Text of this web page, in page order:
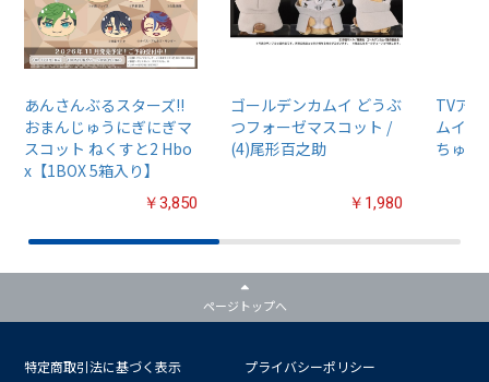
あんさんぶるスターズ!!
おまんじゅうにぎにぎマ
スコット ねくすと2 Hbo
x【1BOX 5箱入り】
￥3,850
ゴールデンカムイ どうぶ
つフォーゼマスコット /
(4)尾形百之助
￥1,980
TVア
ムイ』
ちゅる
ページトップへ
特定商取引法に基づく表示
プライバシーポリシー